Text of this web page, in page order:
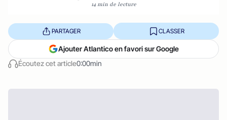
14 min de lecture
Écoutez cet article0:00min
PARTAGER CLASSER
Ajouter Atlantico en favori sur Google